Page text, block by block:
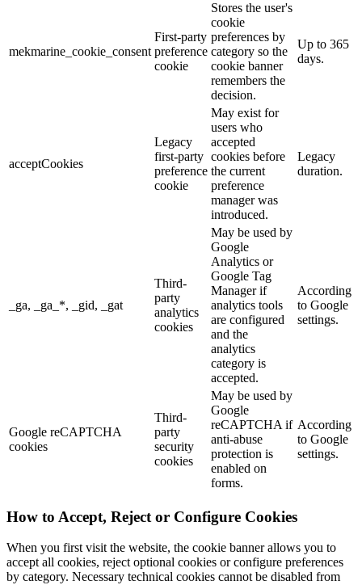
mekmarine_cookie_consent
First-party
preference
cookie
Stores the user's
cookie
preferences by
category so the
cookie banner
remembers the
decision.
Up to 365
days.
acceptCookies
Legacy
first-party
preference
cookie
May exist for
users who
accepted
cookies before
the current
preference
manager was
introduced.
Legacy
duration.
_ga, _ga_*, _gid, _gat
Third-
party
analytics
cookies
May be used by
Google
Analytics or
Google Tag
Manager if
analytics tools
are configured
and the
analytics
category is
accepted.
According
to Google
settings.
Google reCAPTCHA
cookies
Third-
party
security
cookies
May be used by
Google
reCAPTCHA if
anti-abuse
protection is
enabled on
forms.
According
to Google
settings.
How to Accept, Reject or Configure Cookies
When you first visit the website, the cookie banner allows you to
accept all cookies, reject optional cookies or configure preferences
by category. Necessary technical cookies cannot be disabled from